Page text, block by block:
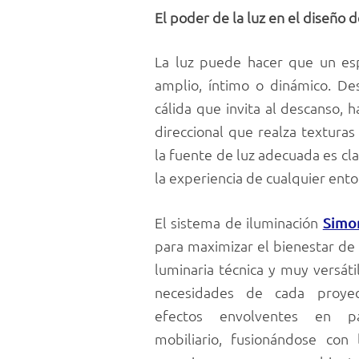
El poder de la luz en el diseño
La luz puede hacer que un
amplio, íntimo o dinámico.
cálida que invita al descanso,
direccional que realza
la fuente de luz adecuada es
la experiencia de cualquier
El sistema de iluminación
para maximizar el bienestar de
luminaria técnica y muy
necesidades de cada
efectos envolventes en
mobiliario, fusionándose